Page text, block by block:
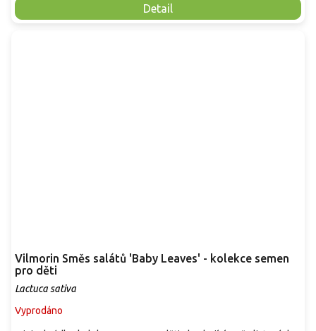
Detail
Vilmorin Směs salátů 'Baby Leaves' - kolekce semen
pro děti
Lactuca sativa
Vyprodáno